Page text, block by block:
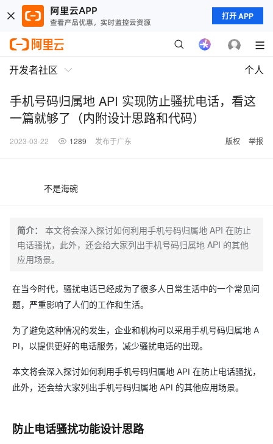
打开 APP
开发者社区 个人
手机号码归属地 API 实现防止骚扰电话，看这
一篇就够了（内附设计思路和代码）
2023-03-22 1289 发布于广东 版权 举报
不是海碗
简介：
本文将会深入探讨如何利用手机号码归属地 API 在防止
电话骚扰，此外，还会给大家列出手机号码归属地 API 的其他
应用场景。
在当今时代，骚扰电话已经成为了很多人日常生活中的一个常见问
题，严重影响了人们的工作和生活。
为了避免这种情况的发生，企业和机构可以采用手机号码归属地 A
PI，以提供更好的电话服务，减少骚扰电话的出现。
本文将会深入探讨如何利用手机号码归属地 API 在防止电话骚扰，
此外，还会给大家列出手机号码归属地 API 的其他应用场景。
防止电话骚扰功能设计思路